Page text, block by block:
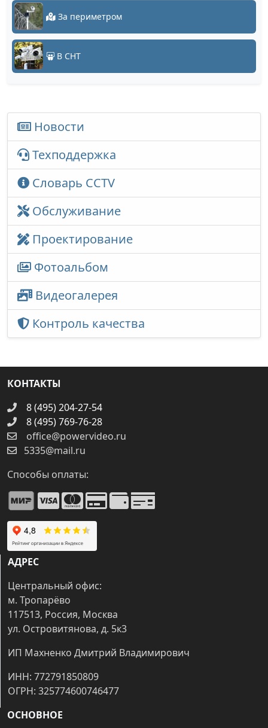
За периметром
В СНТ
Новости
Техподдержка
Словарь CCTV
Обслуживание
Проектирование
Фотоальбом
Видеогалерея
Контроль качества
КОНТАКТЫ
8 (495) 204-27-54
8 (495) 769-76-28
office@powervideo.ru
5335@mail.ru
Способы оплаты:
АДРЕС
Центральный офис:
м. Тропарёво
117513, Россия, Москва
ул. Островитянова, д. 5к3
ИП Махненко Дмитрий Владимирович
ИНН: 772791850809
ОГРН: 325774600746477
ОСНОВНОЕ